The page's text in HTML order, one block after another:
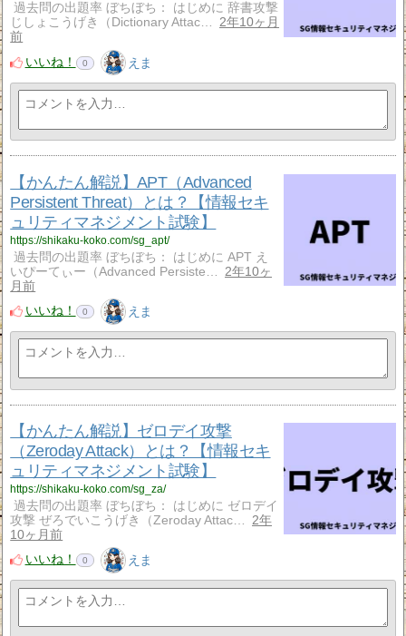
過去問の出題率 ぼちぼち： はじめに 辞書攻撃
じしょこうげき（Dictionary Attac…
2年10ヶ月
前
いいね！
0 えま
【かんたん解説】APT（Advanced
Persistent Threat）とは？【情報セキ
ュリティマネジメント試験】
https://shikaku-koko.com/sg_apt/
過去問の出題率 ぼちぼち： はじめに APT え
いぴーてぃー（Advanced Persiste…
2年10ヶ
月前
いいね！
0 えま
【かんたん解説】ゼロデイ攻撃
（Zeroday Attack）とは？【情報セキ
ュリティマネジメント試験】
https://shikaku-koko.com/sg_za/
過去問の出題率 ぼちぼち： はじめに ゼロデイ
攻撃 ぜろでいこうげき（Zeroday Attac…
2年
10ヶ月前
いいね！
0 えま